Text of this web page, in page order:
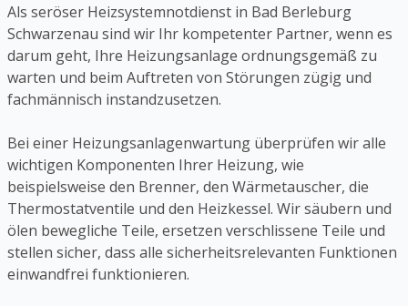
Als seröser Heizsystemnotdienst in Bad Berleburg
Schwarzenau sind wir Ihr kompetenter Partner, wenn es
darum geht, Ihre Heizungsanlage ordnungsgemäß zu
warten und beim Auftreten von Störungen zügig und
fachmännisch instandzusetzen.
Bei einer Heizungsanlagenwartung überprüfen wir alle
wichtigen Komponenten Ihrer Heizung, wie
beispielsweise den Brenner, den Wärmetauscher, die
Thermostatventile und den Heizkessel. Wir säubern und
ölen bewegliche Teile, ersetzen verschlissene Teile und
stellen sicher, dass alle sicherheitsrelevanten Funktionen
einwandfrei funktionieren.